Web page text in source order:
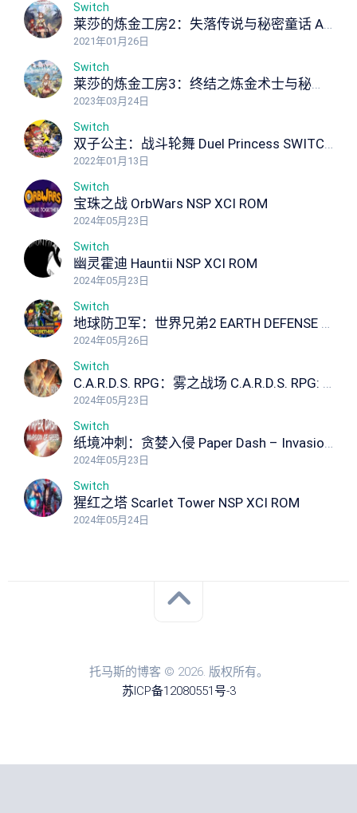
Switch
莱莎的炼金工房2：失落传说与秘密童话 Atelier Ryza 2 Lost Legends & the Secret Fairy NSP XCI ROM
2021年01月26日
Switch
莱莎的炼金工房3：终结之炼金术士与秘密钥匙 Atelier Ryza 3: Alchemist of the End the Secret Key Ultimate Edition NSP XCI ROM
2023年03月24日
Switch
双子公主：战斗轮舞 Duel Princess SWITCH NSP NSP XCI ROM
2022年01月13日
Switch
宝珠之战 OrbWars NSP XCI ROM
2024年05月23日
Switch
幽灵霍迪 Hauntii NSP XCI ROM
2024年05月23日
Switch
地球防卫军：世界兄弟2 EARTH DEFENSE FORCE: WORLD BROTHERS 2
2024年05月26日
Switch
C.A.R.D.S. RPG：雾之战场 C.A.R.D.S. RPG: The Misty Battlefield NSP XCI ROM
2024年05月23日
Switch
纸境冲刺：贪婪入侵 Paper Dash – Invasion of Greed NSP XCI ROM
2024年05月23日
Switch
猩红之塔 Scarlet Tower NSP XCI ROM
2024年05月24日
托马斯的博客 © 2026. 版权所有。
苏ICP备12080551号-3